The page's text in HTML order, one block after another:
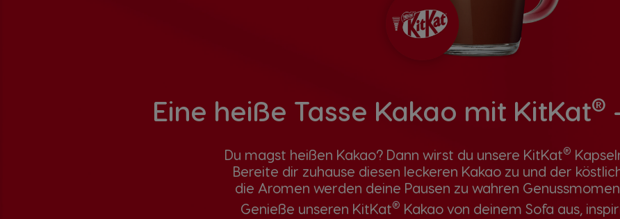
Eine heiße Tasse Kakao mit KitKat®
Du magst heißen Kakao? Dann wirst du unsere KitKat®
Bereite dir zuhause diesen leckeren Kakao zu und der
die Aromen werden deine Pausen zu wahren
Genieße unseren KitKat® Kakao von deinem Sofa aus,